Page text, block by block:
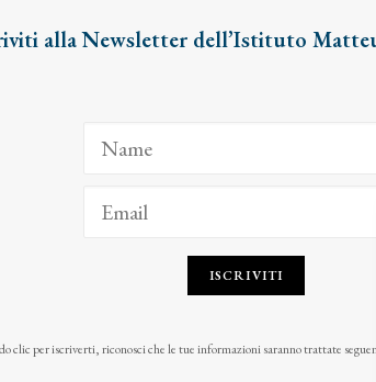
alla Newsletter dell’Istituto
ISCRIVITI
clic per iscriverti, riconosci che le tue informazioni saranno trattate